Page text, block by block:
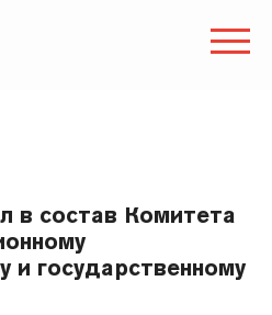
в состав Комитета
и государственному